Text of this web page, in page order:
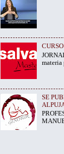
materia
SE